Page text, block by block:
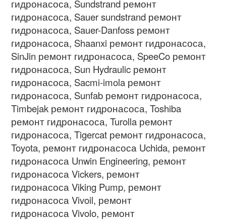
гидронасоса, Sundstrand ремонт
гидронасоса, Sauer sundstrand ремонт
гидронасоса, Sauer-Danfoss ремонт
гидронасоса, Shaanxi ремонт гидронасоса,
SinJin ремонт гидронасоса, SpeeCo ремонт
гидронасоса, Sun Hydraulic ремонт
гидронасоса, Sacmi-imola ремонт
гидронасоса, Sunfab ремонт гидронасоса,
Timbejak ремонт гидронасоса, Toshiba
ремонт гидронасоса, Turolla ремонт
гидронасоса, Tigercat ремонт гидронасоса,
Toyota, ремонт гидронасоса Uchida, ремонт
гидронасоса Unwin Engineering, ремонт
гидронасосаVickers, ремонт
гидронасосаViking Pump, ремонт
гидронасосаVivoil, ремонт
гидронасосаVivolo, ремонт